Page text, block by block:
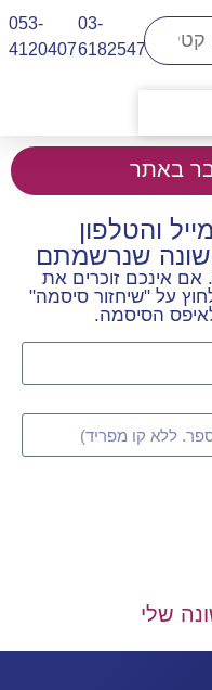
03-
6182547
053-
4120407​
באתר
שלי
והטלפון
שנרשמתם
אינכם זוכרים את
על "שיחזור סיסמה"
הסיסמה.